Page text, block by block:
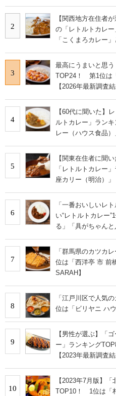
2
【関西地方在住者
の「レトルトカレ
「こくまろカレー
3
最高にうまいと思
TOP24！ 第1位は
【2026年最新調査結
4
【60代に聞いた】
ルトカレー」ラン
レー（ハウス食品）
5
【関東在住者に聞
「レトルトカレー
座カリー（明治）」
6
「一番おいしいレ
い“レトルトカレー
る」「具がちゃんと
7
「群馬県のカツカ
位は「西洋亭 市 前
SARAH】
8
「江戸川区で人気
位は「ビリヤニ ハ
9
【男性が選ぶ】「
ー」ランキング
【2023年最新調査結
10
【2023年7月版】
TOP10！ 1位は「